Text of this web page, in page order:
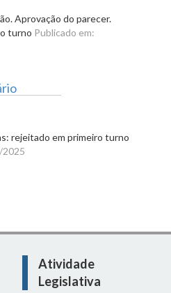
Aprovação do parecer.
turno Publicado em:
rejeitado em primeiro turno
2025
Atividade
Legislativa